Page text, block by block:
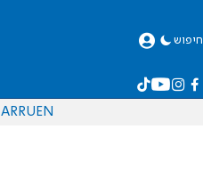
חיפוש
EN
RU
AR